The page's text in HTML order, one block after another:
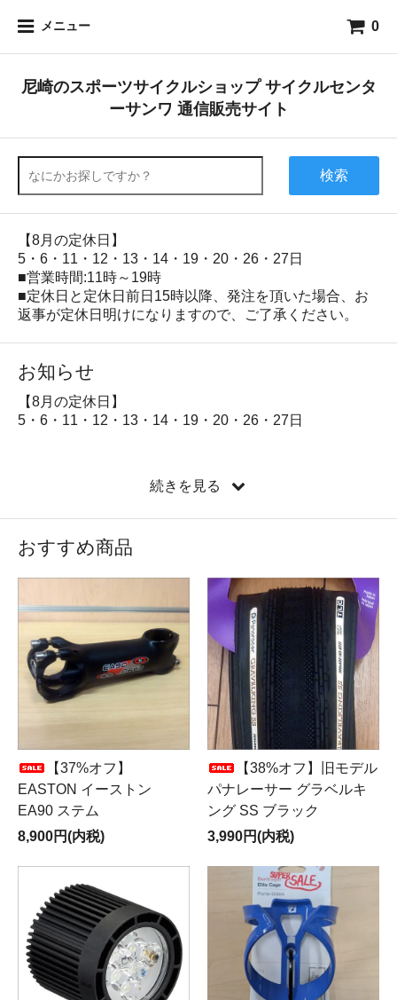
メニュー 0
尼崎のスポーツサイクルショップ サイクルセンタ
ーサンワ 通信販売サイト
検索
【8月の定休日】
5・6・11・12・13・14・19・20・26・27日
■営業時間:11時～19時
■定休日と定休日前日15時以降、発注を頂いた場合、お
返事が定休日明けになりますので、ご了承ください。
お知らせ
【8月の定休日】
5・6・11・12・13・14・19・20・26・27日
■当店で販売している商品は全て正規代理店からの商品
上問題のない本体の変色、汚れなどが理由の返品は、お
■大特価にて販売しています商品に関しては、年数も経
過し、在庫処分のため、割引価格になっております。
【注文のキャンセル、返品に関しまして】
お客様のご都合によるご注文のキャンセル、商品の返品
交換はお受けいたしません。ご了承の上、ご購入くださ
い。
※在庫は実店舗と共有のため、通販サイトへの反映が遅
れる場合がございますことをご了承ください。
※定休日と定休日前日15時以降、発注を頂いた場合、お
返事が定休日明けになりますので、ご了承ください。
営業日カレンダー >>
★メールでのお問合せの場合、店舗での業務が多忙のた
【06-6412-3802】
続きを見る
おすすめ商品
【37%オフ】
EASTON イーストン
EA90 ステム
8,900円(内税)
【38%オフ】旧モデル
パナレーサー グラベルキ
ング SS ブラック
3,990円(内税)